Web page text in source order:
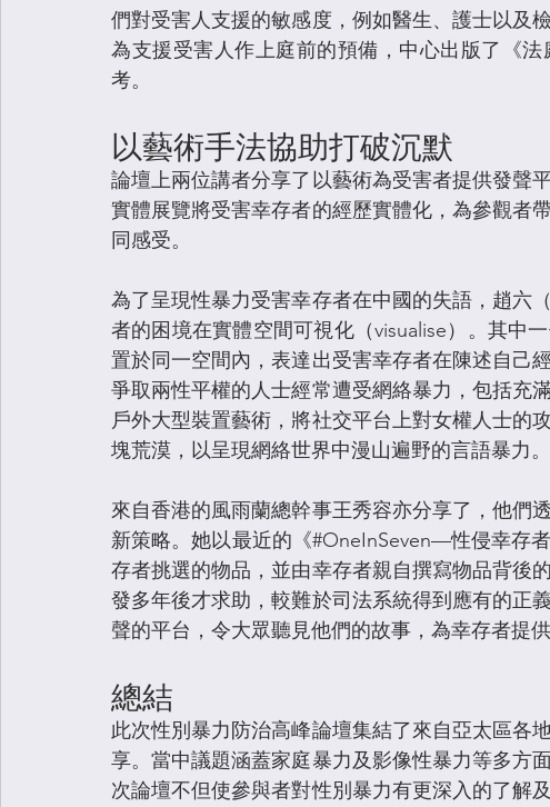
們對受害人支援的敏感度，例如醫生、護士以及
為支援受害人作上庭前的預備，中心出版了《
考。
以藝術手法協助打破沉默
論壇上兩位講者分享了以藝術為受害者提供發聲
實體展覽將受害幸存者的經歷實體化，為參觀者
同感受。
為了呈現性暴力受害幸存者在中國的失語，趙六
者的困境在實體空間可視化（visualise）。其中
置於同一空間內，表達出受害幸存者在陳述自己
爭取兩性平權的人士經常遭受網絡暴力，包括充
戶外大型裝置藝術，將社交平台上對女權人士的
塊荒漠，以呈現網絡世界中漫山遍野的言語暴力。
來自香港的風雨蘭總幹事王秀容亦分享了，他們
新策略。她以最近的《#OneInSeven—性侵幸存
存者挑選的物品，並由幸存者親自撰寫物品背後
發多年後才求助，較難於司法系統得到應有的正
聲的平台，令大眾聽見他們的故事，為幸存者提
總結
此次性別暴力防治高峰論壇集結了來自亞太區各
享。當中議題涵蓋家庭暴力及影像性暴力等多方
次論壇不但使參與者對性別暴力有更深入的了解